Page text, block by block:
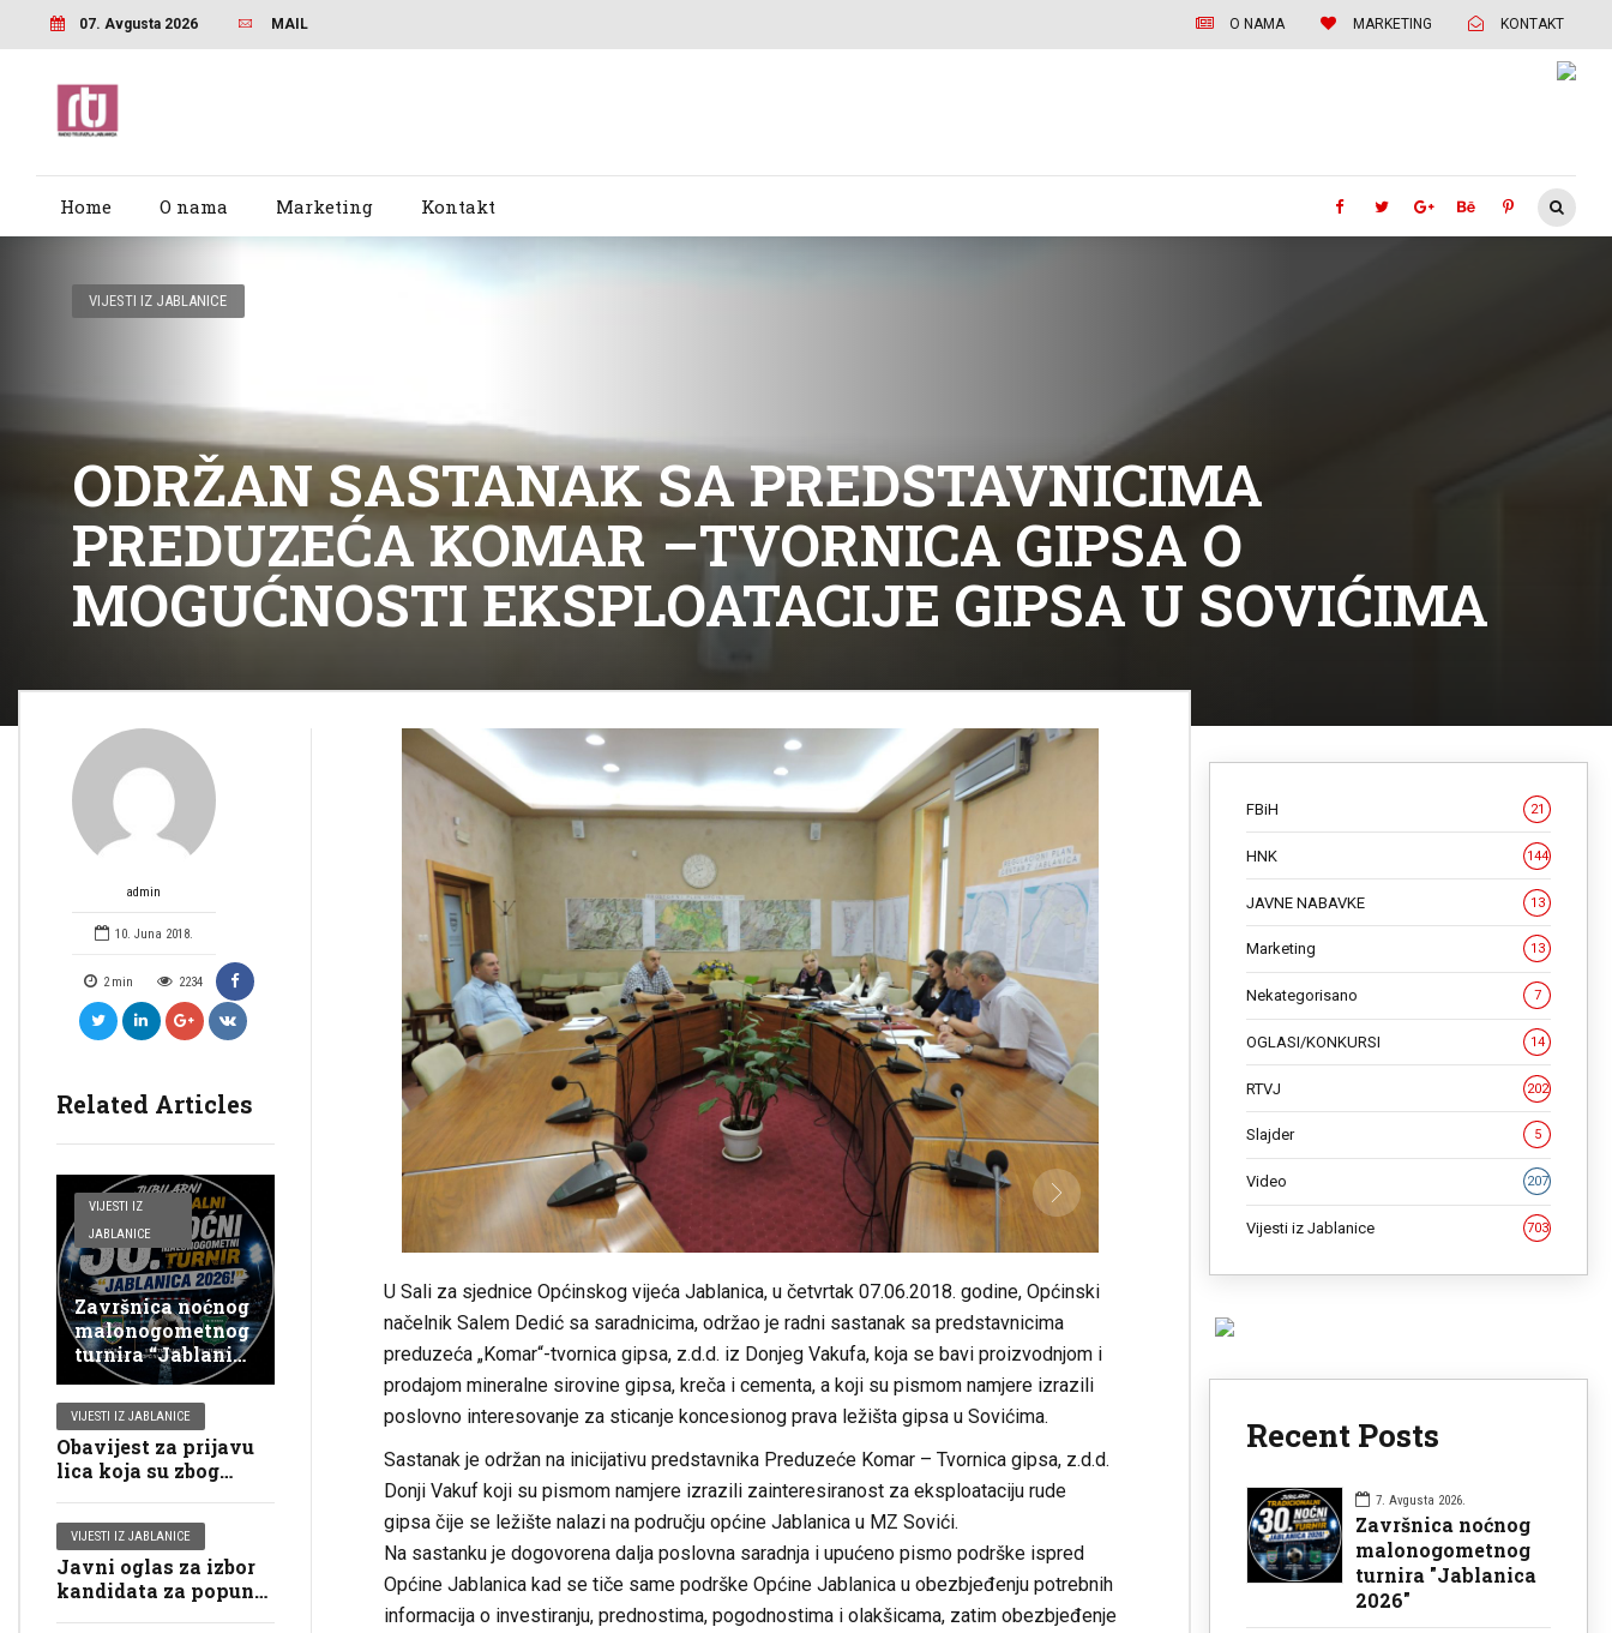
07. Avgusta 2026 MAIL O NAMA MARKETING KONTAKT
Home O nama Marketing Kontakt
VIJESTI IZ JABLANICE
ODRŽAN SASTANAK SA PREDSTAVNICIMA
PREDUZEĆA KOMAR –TVORNICA GIPSA O
MOGUĆNOSTI EKSPLOATACIJE GIPSA U SOVIĆIMA
admin
10. Juna 2018.
2 min 2234
Related Articles
VIJESTI IZ
JABLANICE
Završnica noćnog
malonogometnog
turnira “Jablanica
2026”
VIJESTI IZ JABLANICE
Obavijest za prijavu
lica koja su zbog
invalidnosti vezana
za svoje domove za
glasanje putem
mobilnog tima na
VIJESTI IZ JABLANICE
Javni oglas za izbor
kandidata za popunu
U Sali za sjednice Općinskog vijeća Jablanica, u četvrtak 07.06.2018. godine, Općinski
načelnik Salem Dedić sa saradnicima, održao je radni sastanak sa predstavnicima
preduzeća „Komar“-tvornica gipsa, z.d.d. iz Donjeg Vakufa, koja se bavi proizvodnjom i
prodajom mineralne sirovine gipsa, kreča i cementa, a koji su pismom namjere izrazili
poslovno interesovanje za sticanje koncesionog prava ležišta gipsa u Sovićima.
Sastanak je održan na inicijativu predstavnika Preduzeće Komar – Tvornica gipsa, z.d.d.
Donji Vakuf koji su pismom namjere izrazili zainteresiranost za eksploataciju rude
gipsa čije se ležište nalazi na području općine Jablanica u MZ Sovići.
Na sastanku je dogovorena dalja poslovna saradnja i upućeno pismo podrške ispred
Općine Jablanica kad se tiče same podrške Općine Jablanica u obezbjeđenju potrebnih
informacija o investiranju, prednostima, pogodnostima i olakšicama, zatim obezbjeđenje
FBiH 21
HNK 144
JAVNE NABAVKE 13
Marketing 13
Nekategorisano 7
OGLASI/KONKURSI 14
RTVJ 202
Slajder 5
Video 207
Vijesti iz Jablanice 703
Recent Posts
7. Avgusta 2026.
Završnica noćnog
malonogometnog
turnira "Jablanica
2026"